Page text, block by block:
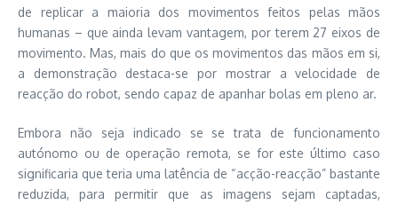
de replicar a maioria dos movimentos feitos pelas mãos
humanas – que ainda levam vantagem, por terem 27 eixos de
movimento. Mas, mais do que os movimentos das mãos em si,
a demonstração destaca-se por mostrar a velocidade de
reacção do robot, sendo capaz de apanhar bolas em pleno ar.
Embora não seja indicado se se trata de funcionamento
autónomo ou de operação remota, se for este último caso
significaria que teria uma latência de “acção-reacção” bastante
reduzida, para permitir que as imagens sejam captadas,